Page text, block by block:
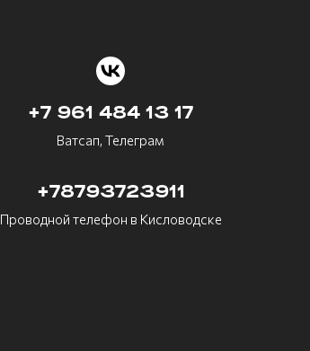
+7 961 484 13 17
Ватсап, Телеграм
+78793723911
Проводной телефон в Кисловодске